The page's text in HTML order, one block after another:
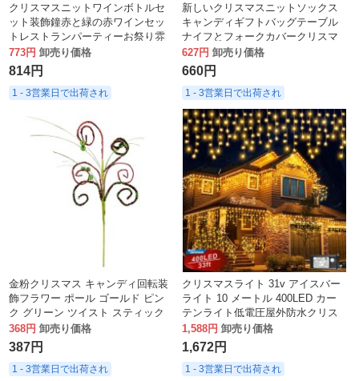
クリスマスニットワインボトルセ
ット装飾鐘赤と緑の赤ワインセッ
トレストランパーティーお祭り雰
囲気の装飾
773円 卸売り価格
814円
1 - 3営業日で出荷され
新しいクリスマスニットソックス
キャンディギフトバッグテーブル
ナイフとフォークカバークリスマ
スツリーペンダント装飾用品
627円 卸売り価格
660円
1 - 3営業日で出荷され
金粉クリスマス キャンディ回転装
飾フラワー ポール ゴールド ピン
ク グリーン ツイスト スティック
キャンディ インサート
368円 卸売り価格
387円
1 - 3営業日で出荷され
クリスマスライト 31v アイスバー
ライト 10 メートル 400LED カー
テンライト低電圧屋外防水クリス
マス装飾ライト雰囲気
1,588円 卸売り価格
1,672円
1 - 3営業日で出荷され